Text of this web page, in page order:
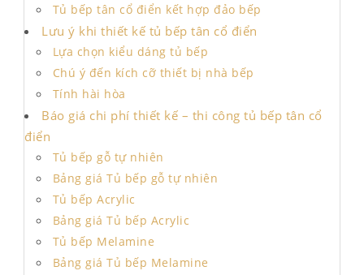
Tủ bếp tân cổ điển kết hợp đảo bếp
Lưu ý khi thiết kế tủ bếp tân cổ điển
Lựa chọn kiểu dáng tủ bếp
Chú ý đến kích cỡ thiết bị nhà bếp
Tính hài hòa
Báo giá chi phí thiết kế – thi công tủ bếp tân cổ
điển
Tủ bếp gỗ tự nhiên
Bảng giá Tủ bếp gỗ tự nhiên
Tủ bếp Acrylic
Bảng giá Tủ bếp Acrylic
Tủ bếp Melamine
Bảng giá Tủ bếp Melamine